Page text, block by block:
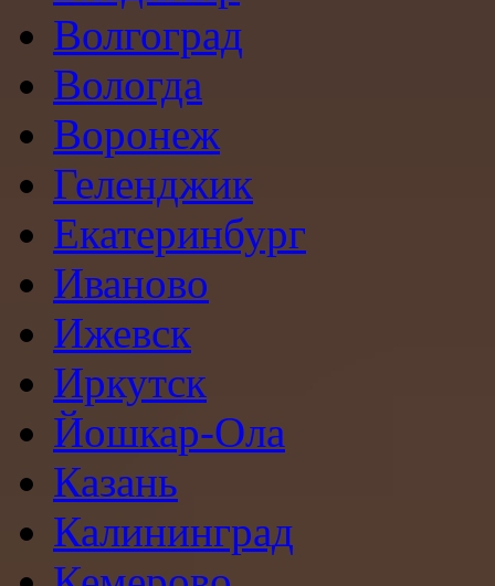
Волгоград
Вологда
Воронеж
Геленджик
Екатеринбург
Иваново
Ижевск
Иркутск
Йошкар-Ола
Казань
Калининград